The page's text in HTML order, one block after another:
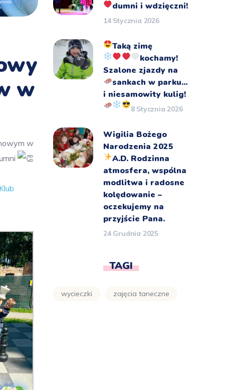
w
w
dumni i wdzięczni!
14 Stycznia 2026
Taką zimę
kochamy!
Szalone zjazdy na
sankach w parku…
i niesamowity kulig!
8 Stycznia 2026
Wigilia Bożego
Narodzenia 2025
A.D. Rodzinna
atmosfera, wspólna
modlitwa i radosne
kolędowanie –
oczekujemy na
przyjście Pana.
24 Grudnia 2025
TAGI
wycieczki zajęcia taneczne